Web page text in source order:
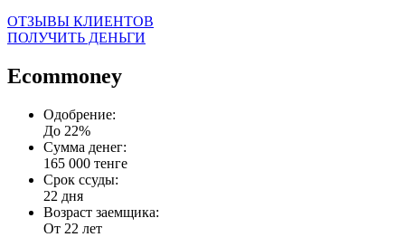
ОТЗЫВЫ КЛИЕНТОВ
ПОЛУЧИТЬ ДЕНЬГИ
Ecommoney
Одобрение:
До 22%
Сумма денег:
165 000 тенге
Срок ссуды:
22 дня
Возраст заемщика:
От 22 лет